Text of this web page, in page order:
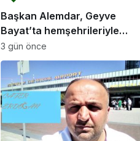
Başkan Alemdar, Geyve
Bayat’ta hemşehrileriyle
buluştu: “Gençlik ve spor
yatırımlarını hayata
geçirmeye devam edeceğiz”
3 gün önce